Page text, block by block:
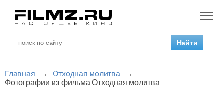
Главная → Отходная молитва
→
Фотографии из фильма Отходная молитва